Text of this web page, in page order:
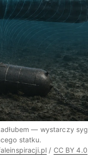
— wystarczy
statku.
/ CC BY 4.0